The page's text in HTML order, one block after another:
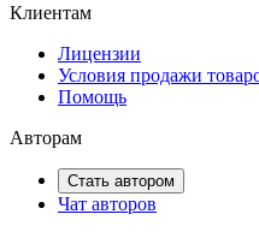
Клиентам
Лицензии
Условия продажи
Помощь
Авторам
Стать автором
Чат авторов